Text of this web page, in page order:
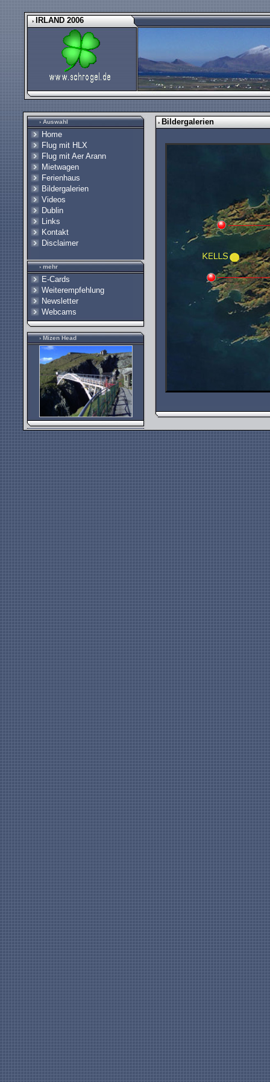
› IRLAND 2006
› Auswahl
Home
Flug mit HLX
Flug mit Aer Arann
Mietwagen
Ferienhaus
Bildergalerien
Videos
Dublin
Links
Kontakt
Disclaimer
› mehr
E-Cards
Weiterempfehlung
Newsletter
Webcams
› Mizen Head
› Bildergalerien